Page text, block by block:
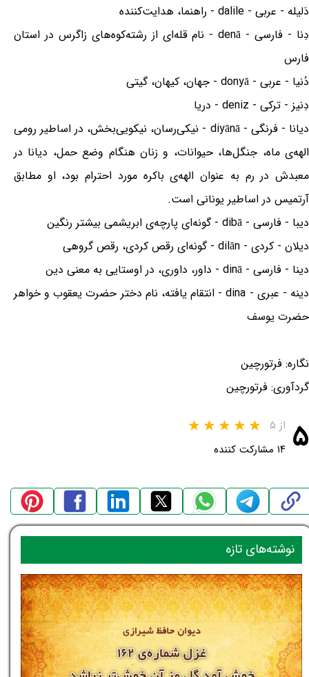
دَلیله - عربی - dalile - راهنما، هدایت‌کننده
دِنا - فارسی - denā - نام قله‌ای از رشته‌کوه‌های زاگرس در استان
فارس
دُنیا - عربی - donyā - جهان، کیهان، گیتی
دِنیز - ترکی - deniz - دریا
دیانا - فرنگی - diyānā - نیکی‌رسان، نیکویی‌بخش، در اساطیر رومی
الهه‌ی ماه، جنگل‌ها، حیوانات، و زنان هنگام وضع حمل، دیانا در
معبدش در رم به عنوان الهه‌ی باکره مورد احترام بود، او مطابق
آرتمیس در اساطیر یونانی است.
دیبا - فارسی - dibā - گونه‌ای پارچه‌ی ابریشمی بیشتر رنگین
دیلان - کردی - dilān - گونه‌ای رقص کردی، رقص گروهی
دینا - فارسی - dinā - داور، داوری، در اوستایی به معنی دین
دینه - عبری - dina - انتقام یافته، نام دختر حضرت یعقوب و خواهر
حضرت یوسف
نگاره: فرتورچین
گردآوری: فرتورچین
۵ از ۵
۱۴ مشارکت کننده
نوشته‌های تازه